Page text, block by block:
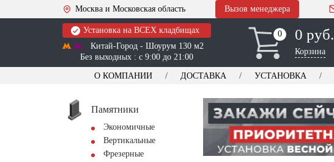
Москва и Московская область Вызов менеджера
Установка на ВСЕХ кладбищах
Китай-Город - Шоурум 130 м2
Без выходных : с 9:00 до 21:00
0
0 0 руб.
Корзина
О КОМПАНИИ ДОСТАВКА УСТАНОВКА
Памятники
Экономичные
Вертикальные
Фрезерные